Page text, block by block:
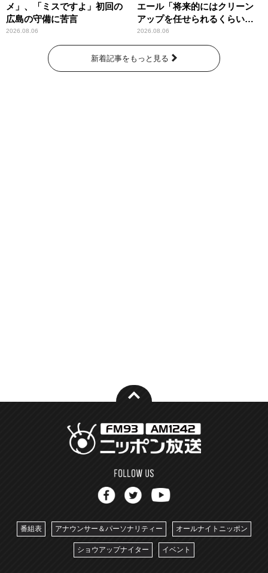
メ」、「ミスですよ」初回の
広島の守備に苦言
2026.08.06
エール「将来的にはクリーン
アップを任せられるくらいま
では成長して」
2026.08.06
新着記事をもっと見る
番組表 アナウンサー＆パーソナリティー オールナイトニッポン
ショウアップナイター イベント